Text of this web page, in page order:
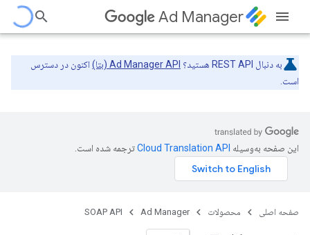
Ad Manager
به دنبال REST API هستید؟ Ad Manager API (بتا)
اکنون در دسترس
است.
این صفحه به‌وسیله ترجمه شده است.
صفحه اصلی محصولات Ad Manager
SOAP API